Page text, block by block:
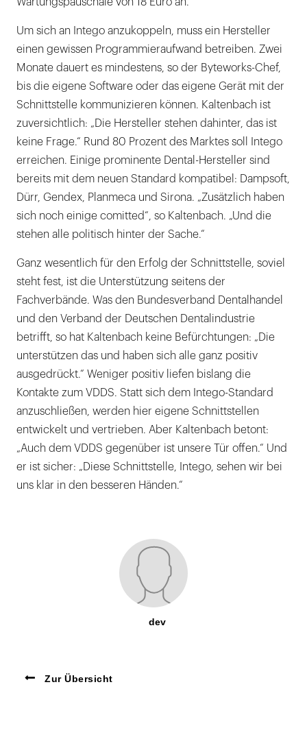
Um sich an Intego anzukoppeln, muss ein Hersteller
einen gewissen Programmieraufwand betreiben. Zwei
Monate dauert es mindestens, so der Byteworks-Chef,
bis die eigene Software oder das eigene Gerät mit der
Schnittstelle kommunizieren können. Kaltenbach ist
zuversichtlich: „Die Hersteller stehen dahinter, das ist
keine Frage.“ Rund 80 Prozent des Marktes soll Intego
erreichen. Einige prominente Dental-Hersteller sind
bereits mit dem neuen Standard kompatibel: Dampsoft,
Dürr, Gendex, Planmeca und Sirona. „Zusätzlich haben
sich noch einige comitted“, so Kaltenbach. „Und die
stehen alle politisch hinter der Sache.“
Ganz wesentlich für den Erfolg der Schnittstelle, soviel
steht fest, ist die Unterstützung seitens der
Fachverbände. Was den Bundesverband Dentalhandel
und den Verband der Deutschen Dentalindustrie
betrifft, so hat Kaltenbach keine Befürchtungen: „Die
unterstützen das und haben sich alle ganz positiv
ausgedrückt.“ Weniger positiv liefen bislang die
Kontakte zum VDDS. Statt sich dem Intego-Standard
anzuschließen, werden hier eigene Schnittstellen
entwickelt und vertrieben. Aber Kaltenbach betont:
„Auch dem VDDS gegenüber ist unsere Tür offen.“ Und
er ist sicher: „Diese Schnittstelle, Intego, sehen wir bei
uns klar in den besseren Händen.“
dev
Zur Übersicht